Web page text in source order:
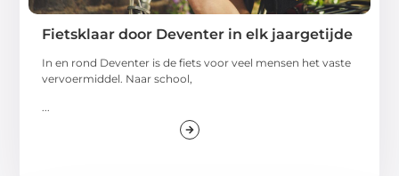
Fietsklaar door Deventer in elk jaargetijde
In en rond Deventer is de fiets voor veel mensen het vaste
vervoermiddel. Naar school,
...